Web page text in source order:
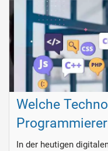
Welche
In der heutigen